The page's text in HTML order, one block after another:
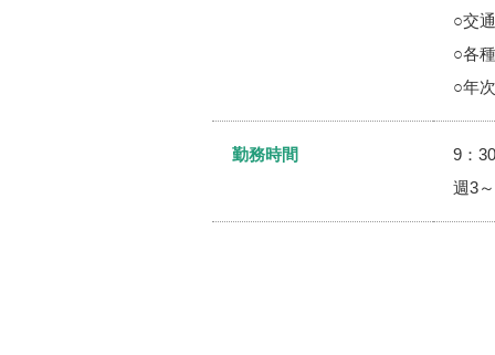
○交
○各
○年
勤務時間
9：
週3